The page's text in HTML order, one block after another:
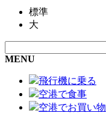
標準
大
MENU
飛行機に乗る
空港で食事
空港でお買い物